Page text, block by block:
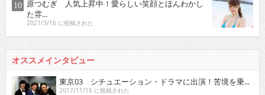
原つむぎ 人気上昇中！愛らしい笑顔とほんわかし
た雰...
2021/3/16 に投稿された
オススメインタビュー
東京03 シチュエーション・ドラマに出演！苦境を乗...
2017/11/16 に投稿された